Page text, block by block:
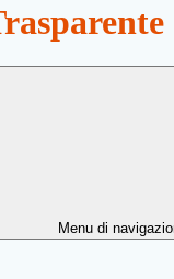
Menu di